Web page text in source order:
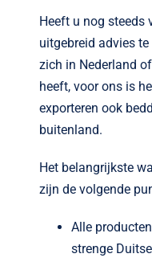
Heeft u nog steeds
uitgebreid advies
zich in Nederland
heeft, voor ons is
exporteren ook
buitenland.
Het belangrijkste
zijn de volgende
Alle
strenge